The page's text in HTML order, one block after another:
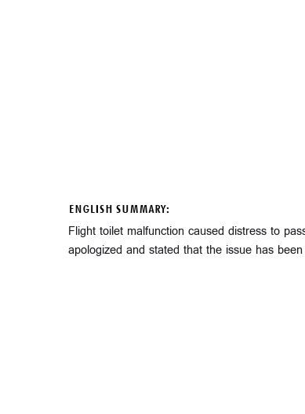
ENGLISH SUMMARY:
Flight toilet malfunction caused distress to
apologized and stated that the issue has